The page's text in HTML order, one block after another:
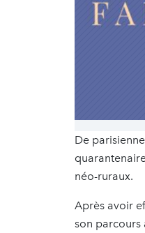
De
néo-ruraux.
Après avoir
son parcours